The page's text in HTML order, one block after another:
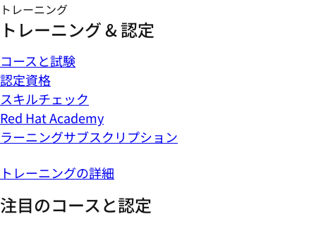
トレーニング
トレーニング & 認定
コースと試験
認定資格
スキルチェック
Red Hat Academy
ラーニングサブスクリプション
トレーニングの詳細
注目のコースと認定